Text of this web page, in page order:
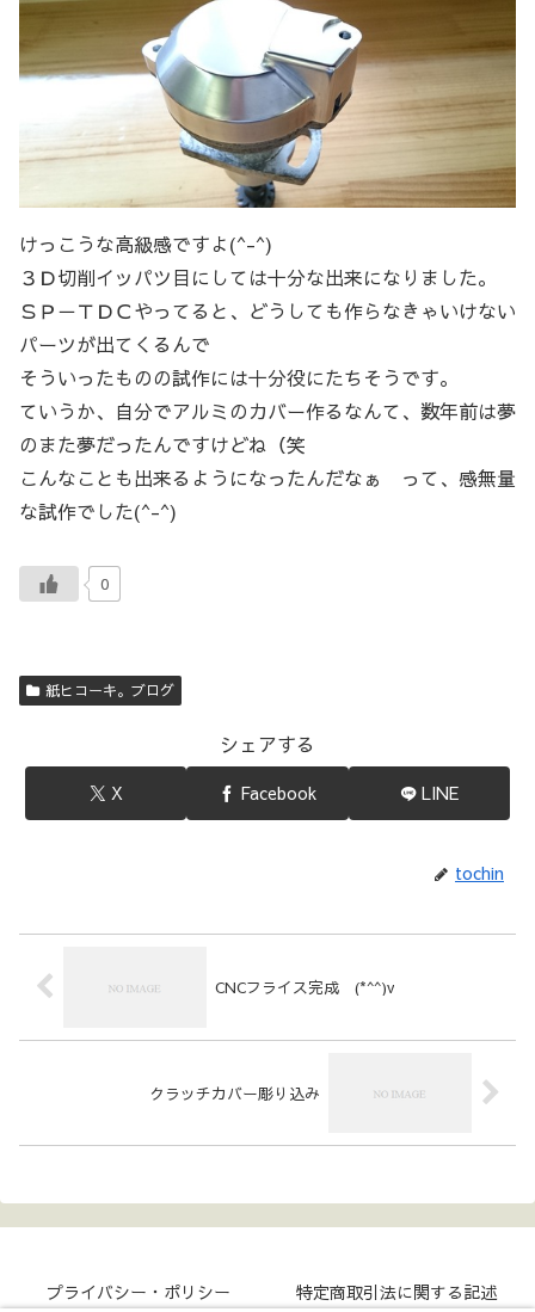
けっこうな高級感ですよ(^-^)
３Ｄ切削イッパツ目にしては十分な出来になりました。
ＳＰ－ＴＤＣやってると、どうしても作らなきゃいけない
パーツが出てくるんで
そういったものの試作には十分役にたちそうです。
ていうか、自分でアルミのカバー作るなんて、数年前は夢
のまた夢だったんですけどね（笑
こんなことも出来るようになったんだなぁ って、感無量
な試作でした(^-^)
0
紙ヒコーキ。ブログ
シェアする
X Facebook LINE
tochin
CNCフライス完成 (*^^)v
クラッチカバー彫り込み
プライバシー・ポリシー 特定商取引法に関する記述